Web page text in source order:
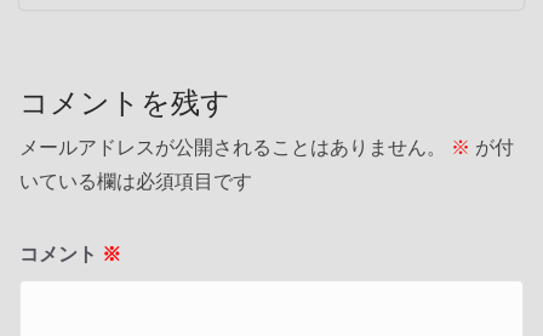
コメントを残す
メールアドレスが公開されることはありません。 ※ が付
いている欄は必須項目です
コメント ※